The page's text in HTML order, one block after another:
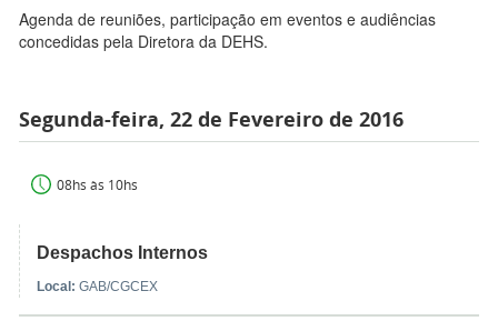
Agenda de reuniões, participação em eventos e audiências
concedidas pela Diretora da DEHS.
Segunda-feira, 22 de Fevereiro de 2016
08hs às 10hs
Despachos Internos
Local: GAB/CGCEX